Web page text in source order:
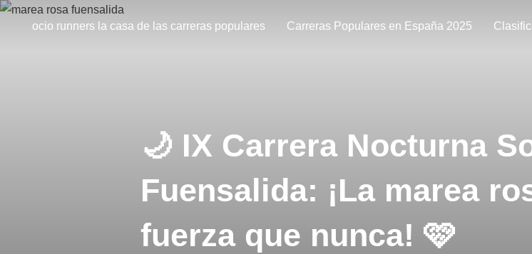
ocio runners la casa de las carreras populares Carreras Populares en España 2025
🌙 IX Carrera Nocturna
Fuensalida: ¡La marea
fuerza que nunca! 🩷